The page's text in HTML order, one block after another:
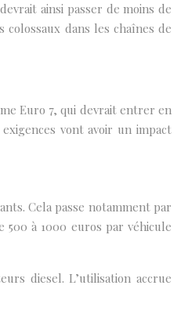
ainsi passer de moins de
dans les chaînes de
Euro 7, qui devrait entrer en
vont avoir un impact
Cela passe notamment par
à 1000 euros par véhicule
diesel. L’utilisation accrue